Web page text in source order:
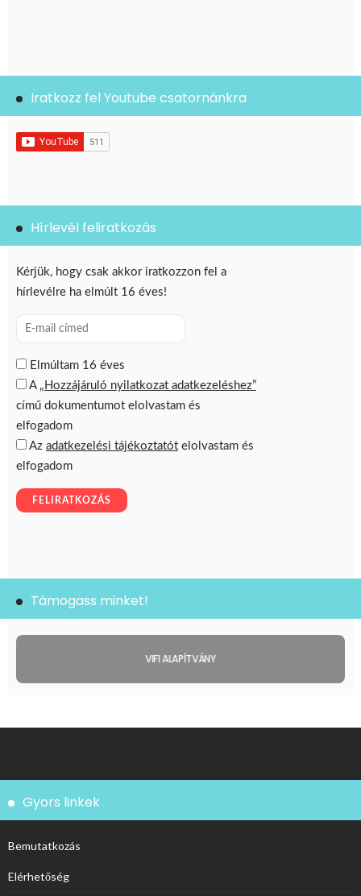
Iratkozz fel Youtube csatornánkra
Hírlevél feliratkozás
Támogass minket!
VIFI ALAPÍTVÁNY
Gyors linkek
Bemutatkozás
Elérhetőség